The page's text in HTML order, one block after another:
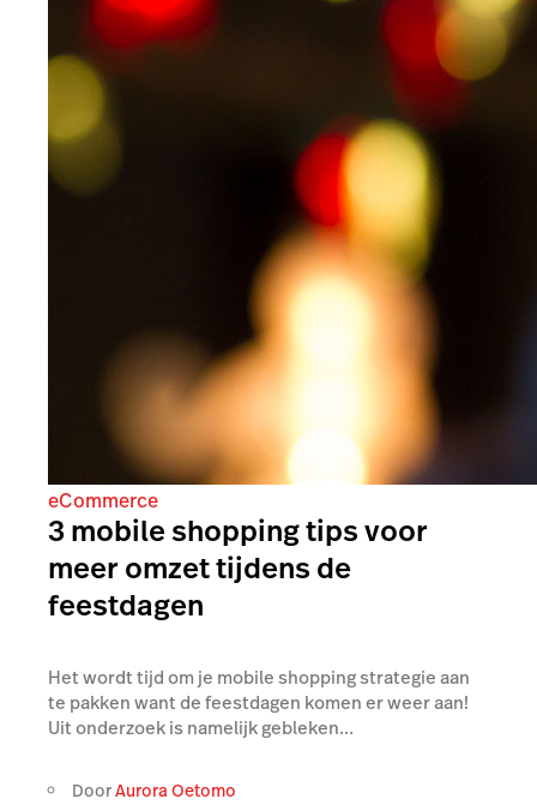
eCommerce
3 mobile shopping tips voor
meer omzet tijdens de
feestdagen
Het wordt tijd om je mobile shopping strategie aan
te pakken want de feestdagen komen er weer aan!
Uit onderzoek is namelijk gebleken...
DoorAurora Oetomo